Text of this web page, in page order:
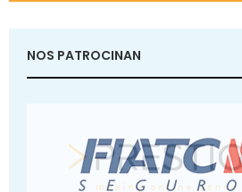
NOS PATROCINAN